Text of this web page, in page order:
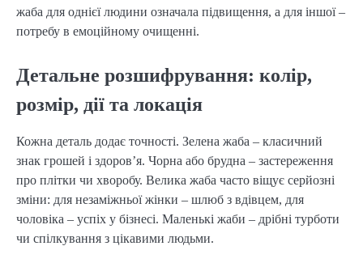
жаба для однієї людини означала підвищення, а для іншої –
потребу в емоційному очищенні.
Детальне розшифрування: колір,
розмір, дії та локація
Кожна деталь додає точності. Зелена жаба – класичний
знак грошей і здоров’я. Чорна або брудна – застереження
про плітки чи хворобу. Велика жаба часто віщує серйозні
зміни: для незаміжньої жінки – шлюб з вдівцем, для
чоловіка – успіх у бізнесі. Маленькі жаби – дрібні турботи
чи спілкування з цікавими людьми.